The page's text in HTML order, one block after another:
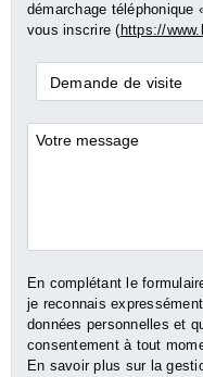
démarchage téléphonique
vous inscrire ( https://
Demande
*
Demande de visite
Commentaires
En complétant le
je reconnais
données personnelles et
consentement à tout
En savoir plus sur la